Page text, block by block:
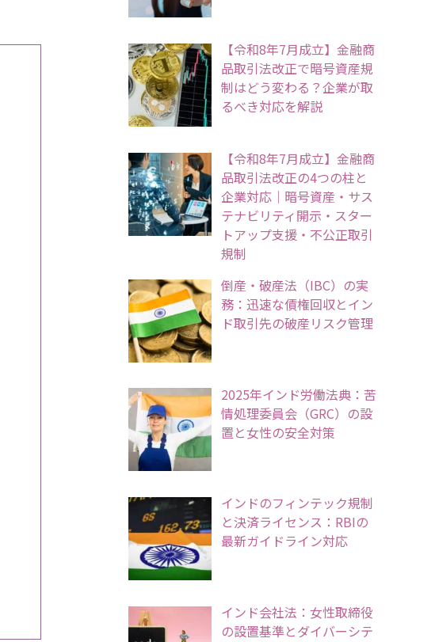
【令和8年7月成立】金融商
品取引法改正で暗号資産規
制はどう変わる？企業が取
るべき対応を解説
【令和8年7月成立】金融商
品取引法改正の4つの柱と
企業対応｜暗号資産・サス
テナビリティ開示・スター
トアップ支援・不公正取引
規制
倒産・破産法（IBC）の実
務：迅速な債権回収とイン
ド取引先の破産リスク管理
2025年インド労働法典：苦
情処理委員会（GRC）の設
置と女性の安全対策
インドのフィンテック規制
と決済ライセンス：RBIの
最新ガイドライン対応
インド会社法：女性取締役
の設置基準とダイバーシテ